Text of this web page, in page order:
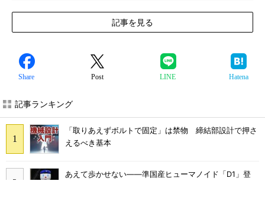
記事を見る
Share Post LINE Hatena
記事ランキング
「取りあえずボルトで固定」は禁物 締結部設計で押さ
えるべき基本
あえて歩かせない――準国産ヒューマノイド「D1」登